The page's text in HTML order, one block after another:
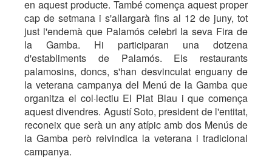
en aquest producte. També comença aquest proper
cap de setmana i s'allargarà fins al 12 de juny, tot
just l'endemà que Palamós celebri la seva Fira de
la Gamba. Hi participaran una dotzena
d'establiments de Palamós. Els restaurants
palamosins, doncs, s'han desvinculat enguany de
la veterana campanya del Menú de la Gamba que
organitza el col·lectiu El Plat Blau i que comença
aquest divendres. Agustí Soto, president de l'entitat,
reconeix que serà un any atípic amb dos Menús de
la Gamba però reivindica la veterana i tradicional
campanya.